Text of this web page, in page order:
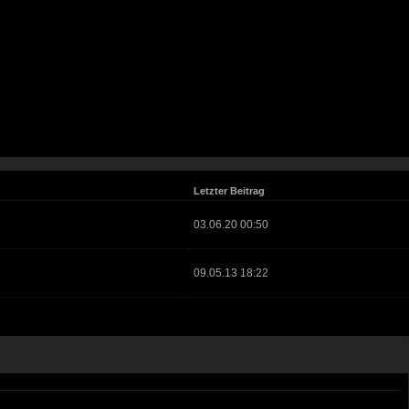
Letzter Beitrag
03.06.20 00:50
09.05.13 18:22